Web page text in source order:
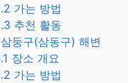
가는 방법
추천 활동
둥구(삼동구) 해변
장소 개요
가는 방법